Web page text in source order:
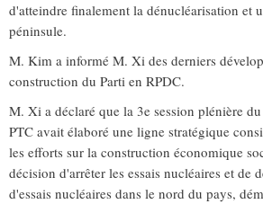
d'atteindre finalement la dénucléarisation et
péninsule.
M. Kim a informé M. Xi des derniers
construction du Parti en RPDC.
M. Xi a déclaré que la 3e session plénière
PTC avait élaboré une ligne stratégique
les efforts sur la construction économique
décision d'arrêter les essais nucléaires et de
d'essais nucléaires dans le nord du pays,